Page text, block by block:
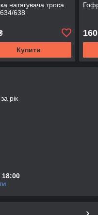
натягувача троса
638
Купити
160
рік
18:00